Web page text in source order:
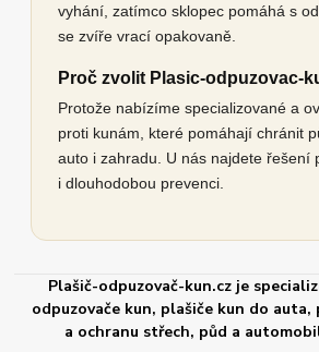
vyhání, zatímco sklopec pomáhá s
se zvíře vrací opakovaně.
Proč zvolit Plasic-odpuzovac-
Protože nabízíme specializované a
proti kunám, které pomáhají chránit
auto i zahradu. U nás najdete řešení
i dlouhodobou prevenci.
Plašič-odpuzovač-kun.cz je
odpuzovače kun, plašiče kun do
a ochranu střech, půd a